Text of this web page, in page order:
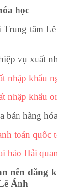
học
Trung tâm
vụ xuất
nhập khẩu
nhập khẩu
bán hàng
toán quốc
báo Hải quan
nên đăng
Ánh